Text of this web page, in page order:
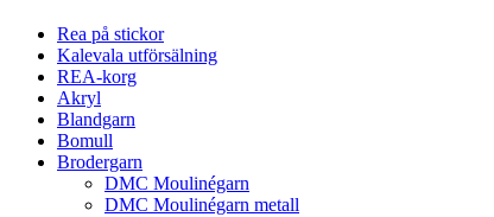
Rea på stickor
Kalevala utförsälning
REA-korg
Akryl
Blandgarn
Bomull
Brodergarn
DMC Moulinégarn
DMC Moulinégarn metall